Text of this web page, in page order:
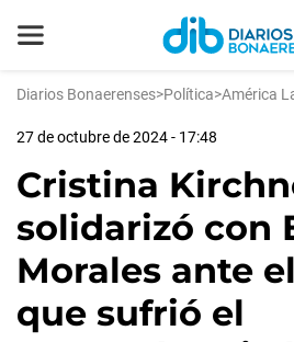
Diarios Bonaerenses>Política>América
27 de octubre de 2024 - 17:48
Cristina
solidarizó con
Morales ante
que sufrió el